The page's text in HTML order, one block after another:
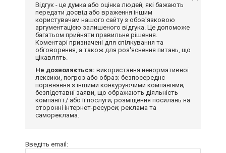
Відгук - це думка або оцінка людей, які бажають
передати досвід або враження іншим
користувачам нашого сайту з обов'язковою
аргументацією залишеного відгука. Це допоможе
багатьом прийняти правильне рішення.
Коментарі призначені для спілкування та
обговорення, а також для роз'яснення питань, що
цікавлять.
Не дозволяється: використання ненормативної
лексики, погроз або образ; безпосереднє
порівняння з іншими конкуруючими компаніями;
безпідставні заяви, що ображають діяльність
компанії і / або її послуги; розміщення посилань на
сторонні інтернет-ресурси; реклама та
самореклама.
Введіть email: